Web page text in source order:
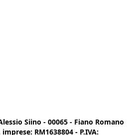
Siino - 00065 - Fiano Romano
RM1638804 - P.IVA: